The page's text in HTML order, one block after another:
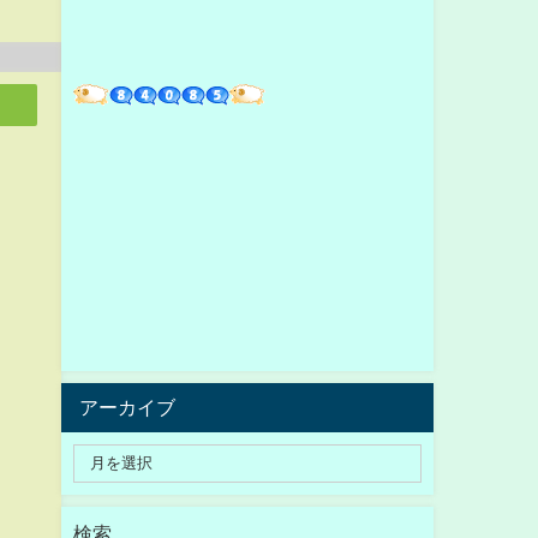
アーカイブ
検索